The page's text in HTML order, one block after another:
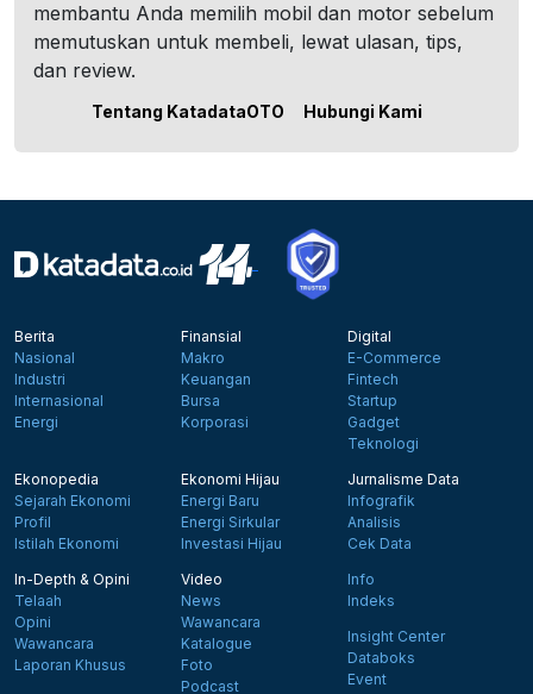
membantu Anda memilih mobil dan motor sebelum
memutuskan untuk membeli, lewat ulasan, tips,
dan review.
Tentang KatadataOTO Hubungi Kami
Berita
Nasional
Industri
Internasional
Energi
Finansial
Makro
Keuangan
Bursa
Korporasi
Digital
E-Commerce
Fintech
Startup
Gadget
Teknologi
Ekonopedia
Sejarah Ekonomi
Profil
Istilah Ekonomi
Ekonomi Hijau
Energi Baru
Energi Sirkular
Investasi Hijau
Jurnalisme Data
Infografik
Analisis
Cek Data
In-Depth & Opini
Telaah
Opini
Wawancara
Laporan Khusus
Video
News
Wawancara
Katalogue
Foto
Podcast
Info
Indeks
Insight Center
Databoks
Event